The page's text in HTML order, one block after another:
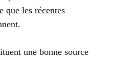
que les récentes
une bonne source